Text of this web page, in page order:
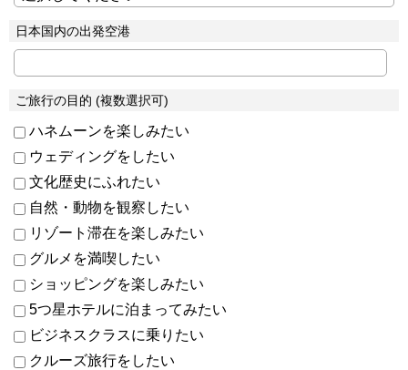
日本国内の出発空港
ご旅行の目的 (複数選択可)
ハネムーンを楽しみたい
ウェディングをしたい
文化歴史にふれたい
自然・動物を観察したい
リゾート滞在を楽しみたい
グルメを満喫したい
ショッピングを楽しみたい
5つ星ホテルに泊まってみたい
ビジネスクラスに乗りたい
クルーズ旅行をしたい